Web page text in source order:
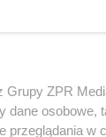
Grupy ZPR
osobowe,
przeglądania w